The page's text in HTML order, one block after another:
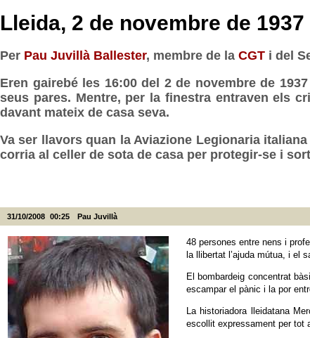
Lleida, 2 de novembre de 1937
Per Pau Juvillà Ballester, membre de la CGT i del
Eren gairebé les 16:00 del 2 de novembre de
seus pares. Mentre, per la finestra entraven els
davant mateix de casa seva.
Va ser llavors quan la Aviazione Legionaria
corria al celler de sota de casa per protegir-se i
31/10/2008 00:25 Pau Juvillà
48 persones entre nens i
la llibertat l’ajuda mútua, i el
El bombardeig concentrat
escampar el pànic i la por
La historiadora lleidatana
escollit expressament per tot